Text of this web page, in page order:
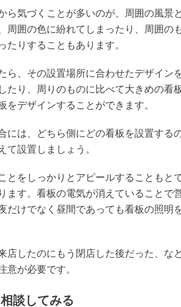
ら気づくことが多いのが、周囲の風景
周囲の色に紛れてしまったり、周囲の
たりすることもあります。
ら、その設置場所に合わせたデザイン
たり、周りのものに比べて大きめの看
をデザインすることができます。
には、どちら側にどの看板を設置する
て設置しましょう。
とをしっかりとアピールすることもと
ます。看板の電気が消えていることで
だけでなく昼間であっても看板の照明
店したのにもう閉店した後だった、な
意が必要です。
談してみる